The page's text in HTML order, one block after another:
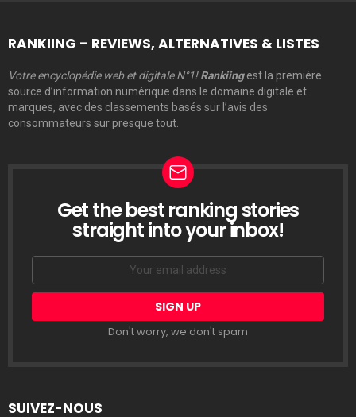
RANKIING – REVIEWS, ALTERNATIVES & LISTES
Votre encyclopédie web et digitale N°1! Rankiingest la première
source d’information numérique dans le domaine digitale et
marques, avec des classements basés sur l’avis des
consommateurs sur presque tout.
LETTRE
D’INFORMATION
Get the best ranking stories
straight into your inbox!
Email
Don't worry, we don't spam
SUIVEZ-NOUS